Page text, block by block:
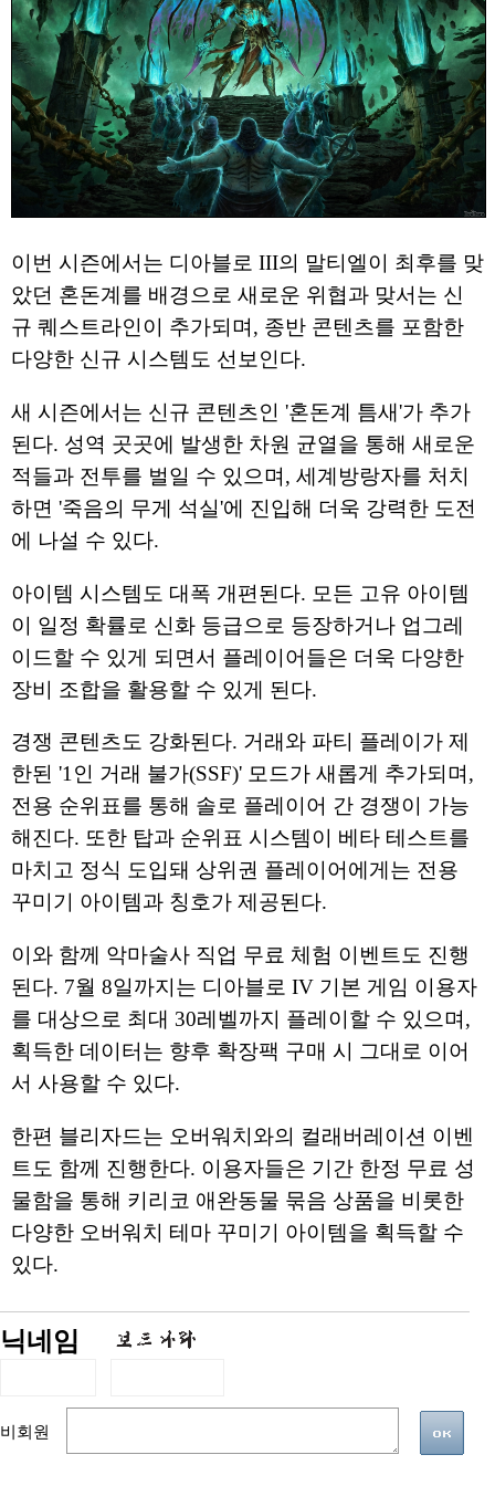
이번 시즌에서는 디아블로 III의 말티엘이 최후를 맞
았던 혼돈계를 배경으로 새로운 위협과 맞서는 신
규 퀘스트라인이 추가되며, 종반 콘텐츠를 포함한
다양한 신규 시스템도 선보인다.
새 시즌에서는 신규 콘텐츠인 '혼돈계 틈새'가 추가
된다. 성역 곳곳에 발생한 차원 균열을 통해 새로운
적들과 전투를 벌일 수 있으며, 세계방랑자를 처치
하면 '죽음의 무게 석실'에 진입해 더욱 강력한 도전
에 나설 수 있다.
아이템 시스템도 대폭 개편된다. 모든 고유 아이템
이 일정 확률로 신화 등급으로 등장하거나 업그레
이드할 수 있게 되면서 플레이어들은 더욱 다양한
장비 조합을 활용할 수 있게 된다.
경쟁 콘텐츠도 강화된다. 거래와 파티 플레이가 제
한된 '1인 거래 불가(SSF)' 모드가 새롭게 추가되며,
전용 순위표를 통해 솔로 플레이어 간 경쟁이 가능
해진다. 또한 탑과 순위표 시스템이 베타 테스트를
마치고 정식 도입돼 상위권 플레이어에게는 전용
꾸미기 아이템과 칭호가 제공된다.
이와 함께 악마술사 직업 무료 체험 이벤트도 진행
된다. 7월 8일까지는 디아블로 IV 기본 게임 이용자
를 대상으로 최대 30레벨까지 플레이할 수 있으며,
획득한 데이터는 향후 확장팩 구매 시 그대로 이어
서 사용할 수 있다.
한편 블리자드는 오버워치와의 컬래버레이션 이벤
트도 함께 진행한다. 이용자들은 기간 한정 무료 성
물함을 통해 키리코 애완동물 묶음 상품을 비롯한
다양한 오버워치 테마 꾸미기 아이템을 획득할 수
있다.
닉네임
비회원